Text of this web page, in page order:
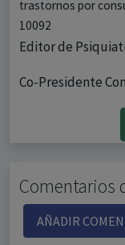
trastornos por
10092
Editor de
Co-Presidente
Comentarios
AÑADIR